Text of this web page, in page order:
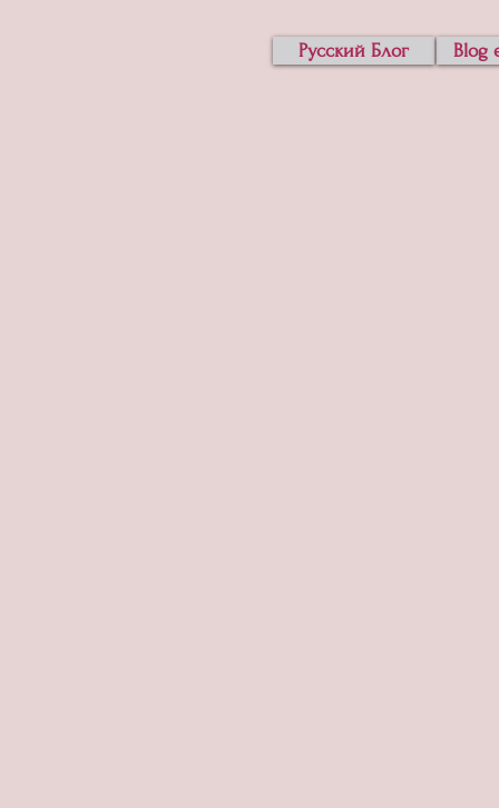
Русский Блог Blog